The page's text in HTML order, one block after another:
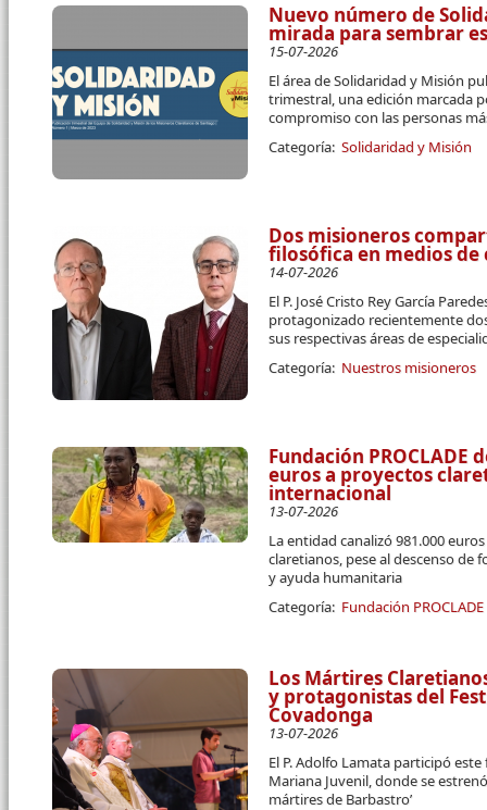
Nuevo número de
mirada para sembrar
15-07-2026
El área de Solidaridad y Misión
trimestral, una edición marcada
compromiso con las personas
Categoría: Solidaridad y Misión
Dos misioneros
filosófica en medios
14-07-2026
El P. José Cristo Rey García
protagonizado recientemente
sus respectivas áreas de
Categoría: Nuestros misioneros
Fundación PROCLADE
euros a proyectos
internacional
13-07-2026
La entidad canalizó 981.000
claretianos, pese al descenso
y ayuda humanitaria
Categoría: Fundación PROCLADE
Los Mártires
y protagonistas del
Covadonga
13-07-2026
El P. Adolfo Lamata participó
Mariana Juvenil, donde se
mártires de Barbastro’